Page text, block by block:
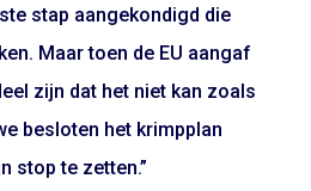
stap aangekondigd die
Maar toen de EU aangaf
zijn dat het niet kan zoals
besloten het krimpplan
stop te zetten.”